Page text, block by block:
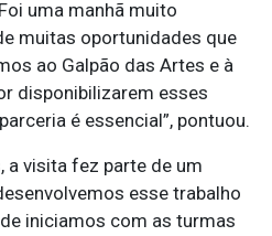
uma manhã muito
muitas oportunidades que
ao Galpão das Artes e à
disponibilizarem esses
é essencial”, pontuou.
a visita fez parte de um
esse trabalho
iniciamos com as turmas